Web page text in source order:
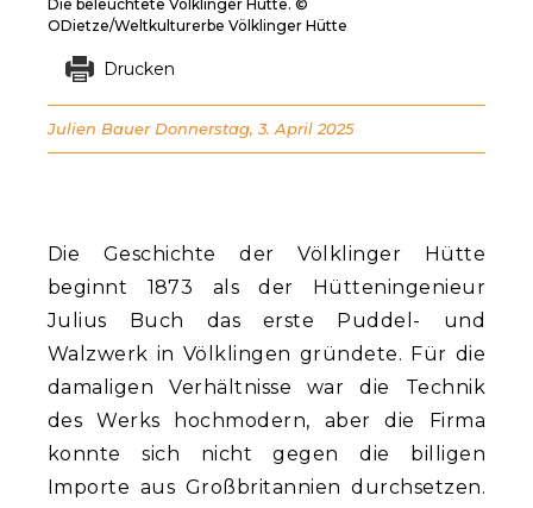
Die Geschichte der Völklinger Hütte
beginnt 1873 als der Hütteningenieur
Julius Buch das erste Puddel- und
Walzwerk in Völklingen gründete. Für die
damaligen Verhältnisse war die Technik
des Werks hochmodern, aber die Firma
konnte sich nicht gegen die billigen
Importe aus Großbritannien durchsetzen.
Die beleuchtete Völklinger Hütte. ©
ODietze/Weltkulturerbe Völklinger Hütte
Drucken
Julien Bauer Donnerstag, 3. April 2025